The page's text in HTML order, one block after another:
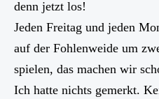
denn jetzt los!
Jeden Freitag und jeden
auf der Fohlenweide um
spielen, das machen wir
Ich hatte nichts gemerkt.